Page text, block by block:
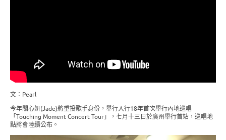
文：Pearl
今年關心妍(Jade)將重投歌手身份，舉行入行18年首次舉行內地巡唱
「Touching Moment Concert Tour」，七月十三日於廣州舉行首站，巡唱地
點將會陸續公布。